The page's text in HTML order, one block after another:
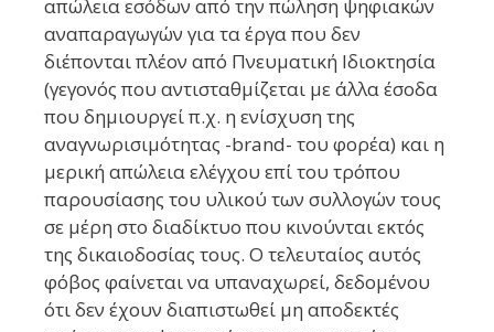
απώλεια εσόδων από την πώληση ψηφιακών
αναπαραγωγών για τα έργα που δεν
διέπονται πλέον από Πνευματική Ιδιοκτησία
(γεγονός που αντισταθμίζεται με άλλα έσοδα
που δημιουργεί π.χ. η ενίσχυση της
αναγνωρισιμότητας -brand- του φορέα) και η
μερική απώλεια ελέγχου επί του τρόπου
παρουσίασης του υλικού των συλλογών τους
σε μέρη στο διαδίκτυο που κινούνται εκτός
της δικαιοδοσίας τους. Ο τελευταίος αυτός
φόβος φαίνεται να υπαναχωρεί, δεδομένου
ότι δεν έχουν διαπιστωθεί μη αποδεκτές